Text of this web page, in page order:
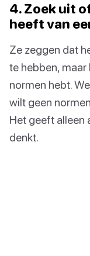
4. Zoek uit
heeft van
Ze zeggen dat
te hebben,
normen hebt.
wilt geen
Het geeft alleen
denkt.